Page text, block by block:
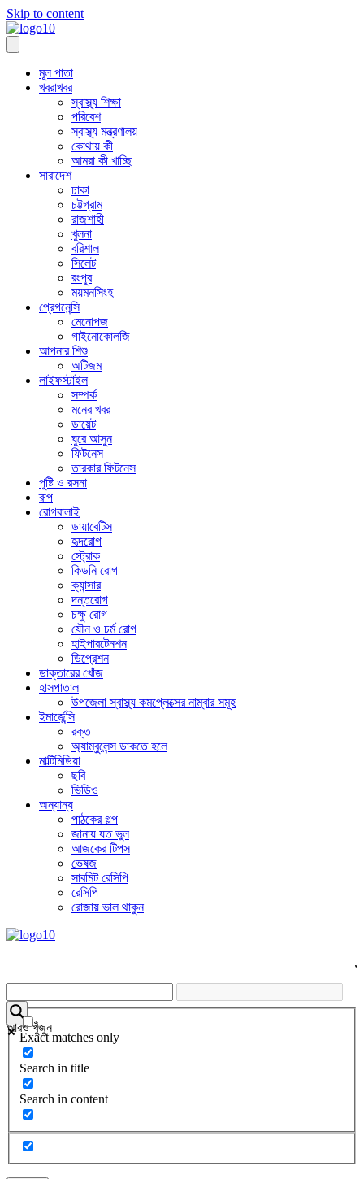
Skip to content
মূল পাতা
খবরাখবর
স্বাস্থ্য শিক্ষা
পরিবেশ
স্বাস্থ্য মন্ত্রণালয়
কোথায় কী
আমরা কী খাচ্ছি
সারাদেশ
ঢাকা
চট্টগ্রাম
রাজশাহী
খুলনা
বরিশাল
সিলেট
রংপুর
ময়মনসিংহ
প্রেগনেন্সি
মেনোপজ
গাইনোকোলজি
আপনার শিশু
অটিজম
লাইফস্টাইল
সম্পর্ক
মনের খবর
ডায়েট
ঘুরে আসুন
ফিটনেস
তারকার ফিটনেস
পুষ্টি ও রসনা
রূপ
রোগবালাই
ডায়াবেটিস
হৃদরোগ
স্ট্রোক
কিডনি রোগ
ক্যান্সার
দন্তরোগ
চক্ষু রোগ
যৌন ও চর্ম রোগ
হাইপারটেনশন
ডিপ্রেশন
ডাক্তারের খোঁজ
হাসপাতাল
উপজেলা স্বাস্থ্য কমপ্লেক্সের নাম্বার সমূহ
ইমার্জেন্সি
রক্ত
অ্যাম্বুলেন্স ডাকতে হলে
মাল্টিমিডিয়া
ছবি
ভিডিও
অন্যান্য
পাঠকের গল্প
জানায় যত ভুল
আজকের টিপস
ভেষজ
সাবমিট রেসিপি
রেসিপি
রোজায় ভাল থাকুন
,
আরও খুঁজুন
Exact matches only
Search in title
Search in content